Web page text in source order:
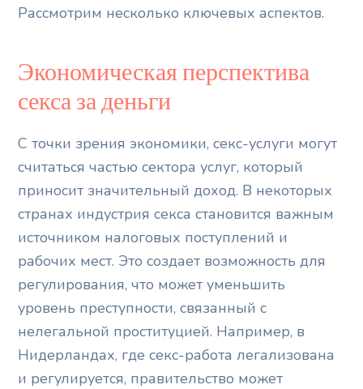
Рассмотрим несколько ключевых аспектов.
Экономическая перспектива
секса за деньги
С точки зрения экономики, секс-услуги могут
считаться частью сектора услуг, который
приносит значительный доход. В некоторых
странах индустрия секса становится важным
источником налоговых поступлений и
рабочих мест. Это создает возможность для
регулирования, что может уменьшить
уровень преступности, связанный с
нелегальной проституцией. Например, в
Нидерландах, где секс-работа легализована
и регулируется, правительство может